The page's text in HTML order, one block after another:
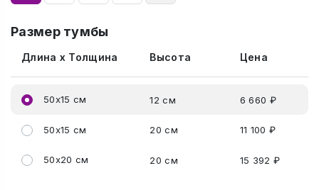
Размер тумбы
Длина x Толщина Высота Цена
50x15 см 12 см 6 660 ₽
50x15 см 20 см 11 100 ₽
50x20 см 20 см 15 392 ₽